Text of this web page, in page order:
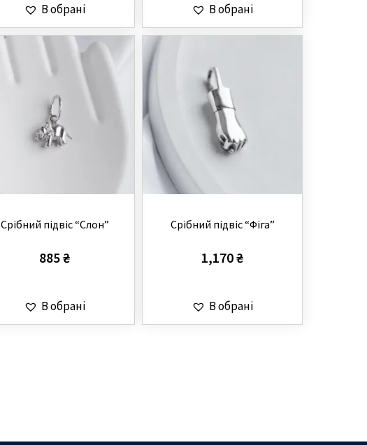
В обрані В обрані
Срібний підвіс “Слон”
885₴
В обрані
Срібний підвіс “Фіга”
1,170₴
В обрані